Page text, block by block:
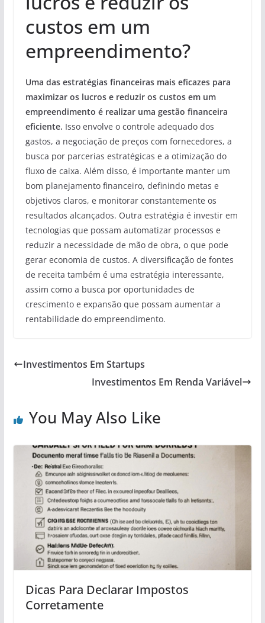
custos em um
empreendimento?
Uma das estratégias financeiras mais eficazes para
maximizar os lucros e reduzir os custos em um
empreendimento é realizar uma gestão financeira
eficiente. Isso envolve o controle adequado dos
gastos, a negociação de preços com fornecedores, a
busca por parcerias estratégicas e a otimização do
fluxo de caixa. Além disso, é importante manter um
bom planejamento financeiro, definindo metas e
objetivos claros, e monitorar constantemente os
resultados alcançados. Outra estratégia é investir em
tecnologias que possam automatizar processos e
reduzir a necessidade de mão de obra, o que pode
gerar economia de custos. A diversificação de fontes
de receita também é uma estratégia interessante,
assim como a busca por oportunidades de
crescimento e expansão que possam aumentar a
rentabilidade do empreendimento.
Investimentos Em Startups
Investimentos Em Renda Variável
You May Also Like
Dicas Para Declarar Impostos
Corretamente